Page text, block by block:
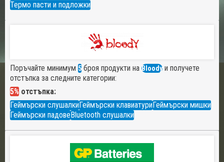
Термо пасти и подложки
Поръчайте минимум 5 броя продукти на Bloody и получете
отстъпка за следните категории:
5% отстъпка:
Геймърски слушалкиГеймърски клавиатуриГеймърски мишки
Геймърски падовеBluetooth слушалки